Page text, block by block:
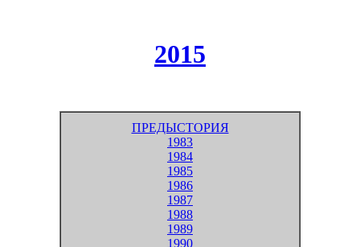
2015
ПРЕДЫСТОРИЯ
1983
1984
1985
1986
1987
1988
1989
1990